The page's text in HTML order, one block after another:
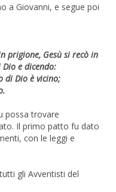
a Giovanni, e segue poi
prigione, Gesù si recò in
e dicendo:
di Dio è vicino;
possa trovare
Il primo patto fu dato
con le leggi e
gli Avventisti del